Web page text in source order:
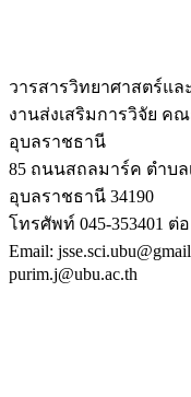
วารสารวิทยาศาสตร์แ
งานส่งเสริมการวิจัย ค
อุบลราชธานี
85 ถนนสถลมาร์ค ตำบล
อุบลราชธานี 34190
โทรศัพท์ 045-353401 ต่
Email:
purim.j@ubu.ac.th